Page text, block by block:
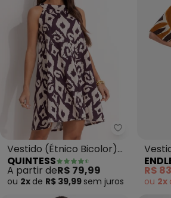
Quintess -
Vestido (Étnico Bicolor)
em Malha Fria
QUINTESS
A partir deR$ 79,99
ou 2x de R$ 39,99 sem juros
R$
ou 2x